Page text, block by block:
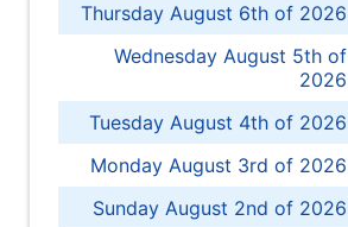
Thursday August 6th of 2026
Wednesday August 5th of
2026
Tuesday August 4th of 2026
Monday August 3rd of 2026
Sunday August 2nd of 2026